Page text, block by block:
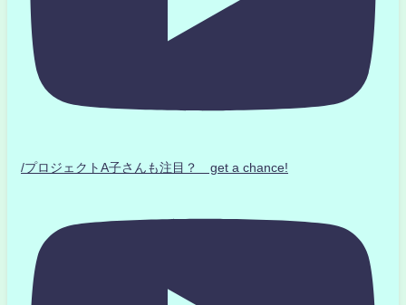
/プロジェクトA子さんも注目？ get a chance!